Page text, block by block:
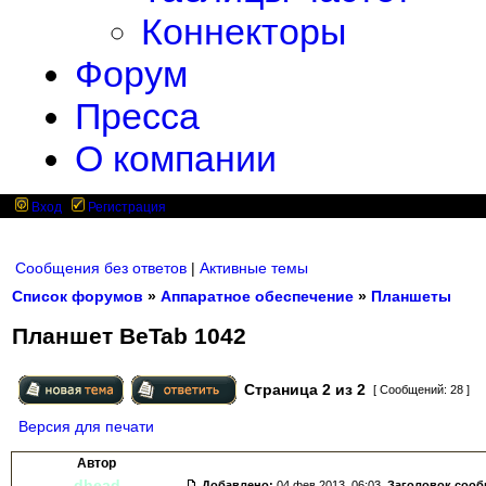
Коннекторы
Форум
Пресса
О компании
Вход Регистрация
Сообщения без ответов | Активные темы
Список форумов » Аппаратное обеспечение » Планшеты
Планшет BeTab 1042
Страница 2 из 2 [ Сообщений: 28 ]
Версия для печати
Автор